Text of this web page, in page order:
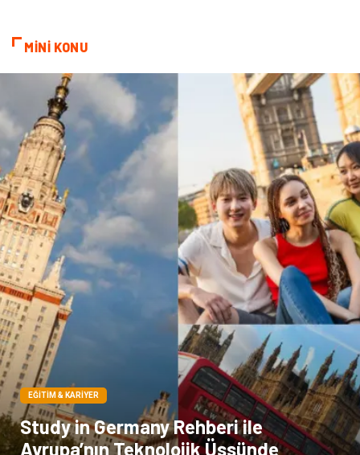
Kına Gecesi
Sigorta Veteriner
kadınlar ve takı sağlık
Spor Malzemeleri
MİNİ KONU
EĞITIM & KARIYER
Study in Germany Rehberi ile
Avrupa’nın Teknolojik Üssünde